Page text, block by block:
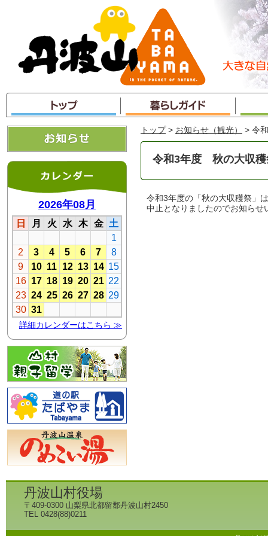
ャ
ン
プ
トップ > お知らせ（観光） > 令
令和3年度 秋の大収穫
令和3年度の「秋の大収穫祭」
中止となりましたのでお知らせ
丹波山村役場
〒409-0300 山梨県北都留郡丹波山村2450
TEL 0428(88)0211